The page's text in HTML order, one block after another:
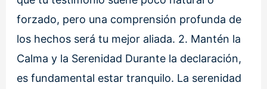
forzado, pero una comprensión profunda de
los hechos será tu mejor aliada. 2. Mantén la
Calma y la Serenidad Durante la declaración,
es fundamental estar tranquilo. La serenidad